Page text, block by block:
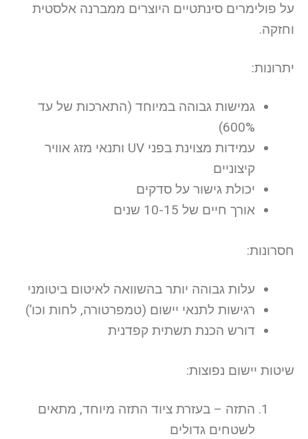
על פולימרים סינתטיים היוצרים ממברנה אלסטית
וחזקה.
יתרונות:
גמישות גבוהה במיוחד (התארכות של עד
600%)
עמידות מצוינת בפני UV ותנאי מזג אוויר
קיצוניים
יכולת גישור על סדקים
אורך חיים של 10-15 שנים
חסרונות:
עלות גבוהה יותר בהשוואה לאיטום ביטומני
רגישות לתנאי יישום (טמפרטורה, לחות וכו’)
דורש הכנת תשתית קפדנית
שיטות יישום נפוצות:
התזה – בעזרת ציוד התזה מיוחד, מתאים
לשטחים גדולים